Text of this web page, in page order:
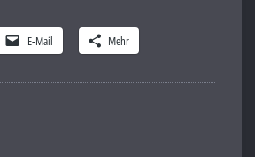
E-Mail Mehr